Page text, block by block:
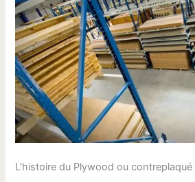
L’histoire du Plywood ou contreplaqué